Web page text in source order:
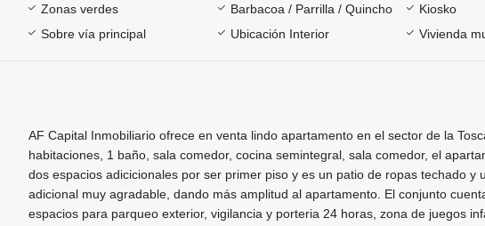
Zonas verdes
Barbacoa / Parrilla / Quincho
Kiosko
Sobre vía principal
Ubicación Interior Vivienda
AF Capital Inmobiliario ofrece en venta lindo apartamento en el sector de la
habitaciones, 1 baño, sala comedor, cocina semintegral, sala comedor, el
dos espacios adicicionales por ser primer piso y es un patio de ropas techado y
adicional muy agradable, dando más amplitud al apartamento. El conjunto
espacios para parqueo exterior, vigilancia y porteria 24 horas, zona de juegos